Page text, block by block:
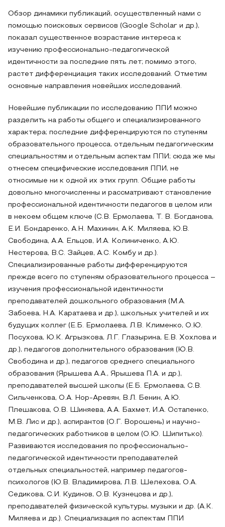
Обзор динамики публикаций, осуществленный нами с
помощью поисковых сервисов (Google Scholar и др.),
показал существенное возрастание интереса к
изучению профессионально-педагогической
идентичности за последние пять лет; помимо этого,
растет дифференциация таких исследований. Отметим
основные направления новейших исследований.
Новейшие публикации по исследованию ППИ можно
разделить на работы общего и специализированного
характера; последние дифференцируются по ступеням
образовательного процесса, отдельным педагогическим
специальностям и отдельным аспектам ППИ; сюда же мы
отнесем специфические исследования ППИ, не
относимые ни к одной их этих групп. Общие работы
довольно многочисленны и рассматривают становление
профессиональной идентичности педагогов в целом или
в некоем общем ключе (С.В. Ермолаева, Т. В. Богданова,
Е.И. Бондаренко, А.Н. Махинин, А.К. Миляева, Ю.В.
Свободина, А.А. Ельцов, И.А. Колиниченко, А.Ю.
Нестерова, В.С. Зайцев, А.С. Комбу и др.).
Специализированные работы дифференцируются
прежде всего по ступеням образовательного процесса –
изучения профессиональной идентичности
преподавателей дошкольного образования (М.А.
Забоева, Н.А. Каратаева и др.), школьных учителей и их
будущих коллег (Е.Б. Ермолаева, Л.В. Клименко, О.Ю.
Посухова, Ю.К. Агрызкова, Л.Г. Глазырина, Е.В. Хохлова и
др.), педагогов дополнительного образования (Ю.В.
Свободина и др.), педагогов среднего специального
образования (Ярышева А.А., Ярышева П.А. и др.),
преподавателей высшей школы (Е.Б. Ермолаева, С.В.
Сильченкова, О.А. Нор-Аревян, В.Л. Бенин, А.Ю.
Плешакова, О.В. Шиняева, А.А. Бахмет, И.А. Остапенко,
М.В. Лис и др.), аспирантов (О.Г. Ворошень) и научно-
педагогических работников в целом (О.Ю. Шипитько).
Развиваются исследования по профессионально-
педагогической идентичности преподавателей
отдельных специальностей, например педагогов-
психологов (Ю.В. Владимирова, Л.В. Шелехова, О.А.
Седикова, С.И. Кудинов, О.В. Кузнецова и др.),
преподавателей физической культуры, музыки и др. (А.К.
Миляева и др.). Специализация по аспектам ППИ